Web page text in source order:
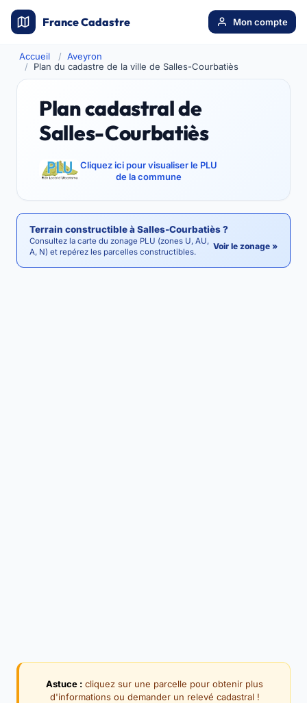
France Cadastre Mon compte
Accueil
Aveyron
Plan du cadastre de la ville de Salles-Courbatiès
Plan cadastral de
Salles-Courbatiès
Cliquez ici pour visualiser le PLU
de la commune
Terrain constructible à Salles-Courbatiès ?
Consultez la carte du zonage PLU (zones U, AU,
A, N) et repérez les parcelles constructibles.
Voir le zonage »
Astuce : cliquez sur une parcelle pour obtenir plus
d'informations ou demander un relevé cadastral !